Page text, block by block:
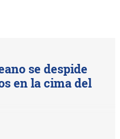
se despide
en la cima del